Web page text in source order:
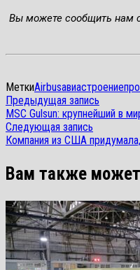
Вы можете сообщить нам
МеткиAirbusавиастроение
Навигация
по
записям
Предыдущая запись
запись:
MSC Gulsun: крупнейший в
Следующая запись
запись:
Компания из США
Вам также может